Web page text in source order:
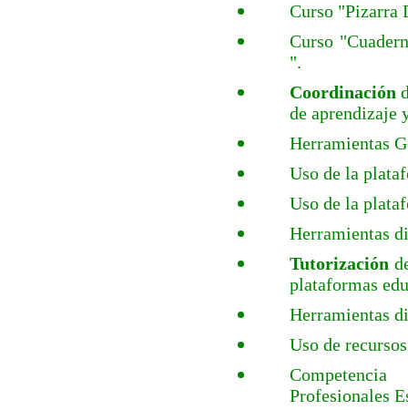
Curso "Pizarra
Curso
".
Coordinación
de aprendizaje
Herramientas
Uso de la
Uso de la
Herramientas
Tutorización
plataformas
Herramientas
Uso de
Profesionales